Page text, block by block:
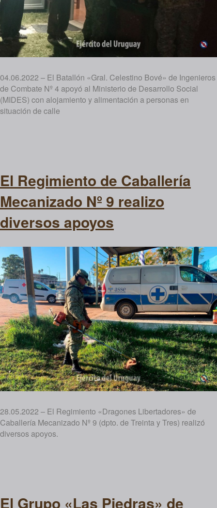
04.06.2022 – El Batallón «Gral. Celestino Bové» de Ingenieros
de Combate Nº 4 apoyó al Ministerio de Desarrollo Social
(MIDES) con alojamiento y alimentación a personas en
situación de calle
El Regimiento de Caballería
Mecanizado Nº 9 realizo
diversos apoyos
28.05.2022 – El Regimiento «Dragones Libertadores» de
Caballería Mecanizado Nº 9 (dpto. de Treinta y Tres) realizó
diversos apoyos.
El Grupo «Las Piedras» de